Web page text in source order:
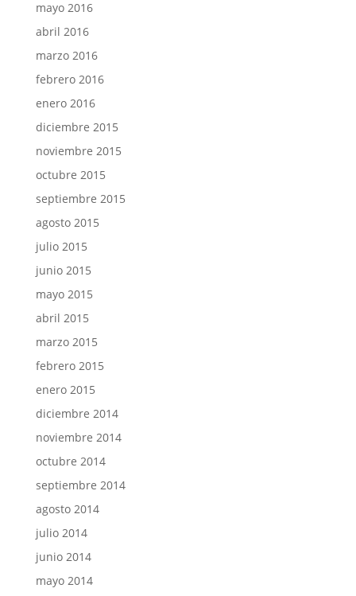
mayo 2016
abril 2016
marzo 2016
febrero 2016
enero 2016
diciembre 2015
noviembre 2015
octubre 2015
septiembre 2015
agosto 2015
julio 2015
junio 2015
mayo 2015
abril 2015
marzo 2015
febrero 2015
enero 2015
diciembre 2014
noviembre 2014
octubre 2014
septiembre 2014
agosto 2014
julio 2014
junio 2014
mayo 2014